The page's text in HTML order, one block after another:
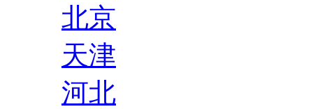
北京
天津
河北